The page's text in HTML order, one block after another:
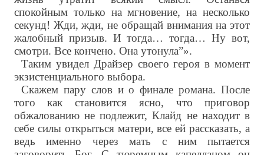
спокойным только на мгновение, на несколько
секунд! Жди, жди, не обращай внимания на этот
жалобный призыв. И тогда… тогда… Ну вот,
смотри. Все кончено. Она утонула”».
Таким увидел Драйзер своего героя в момент
экзистенциального выбора.
Скажем пару слов и о финале романа. После
того как становится ясно, что приговор
обжалованию не подлежит, Клайд не находит в
себе силы открыться матери, все ей рассказать, а
ведь именно через мать с ним пытается